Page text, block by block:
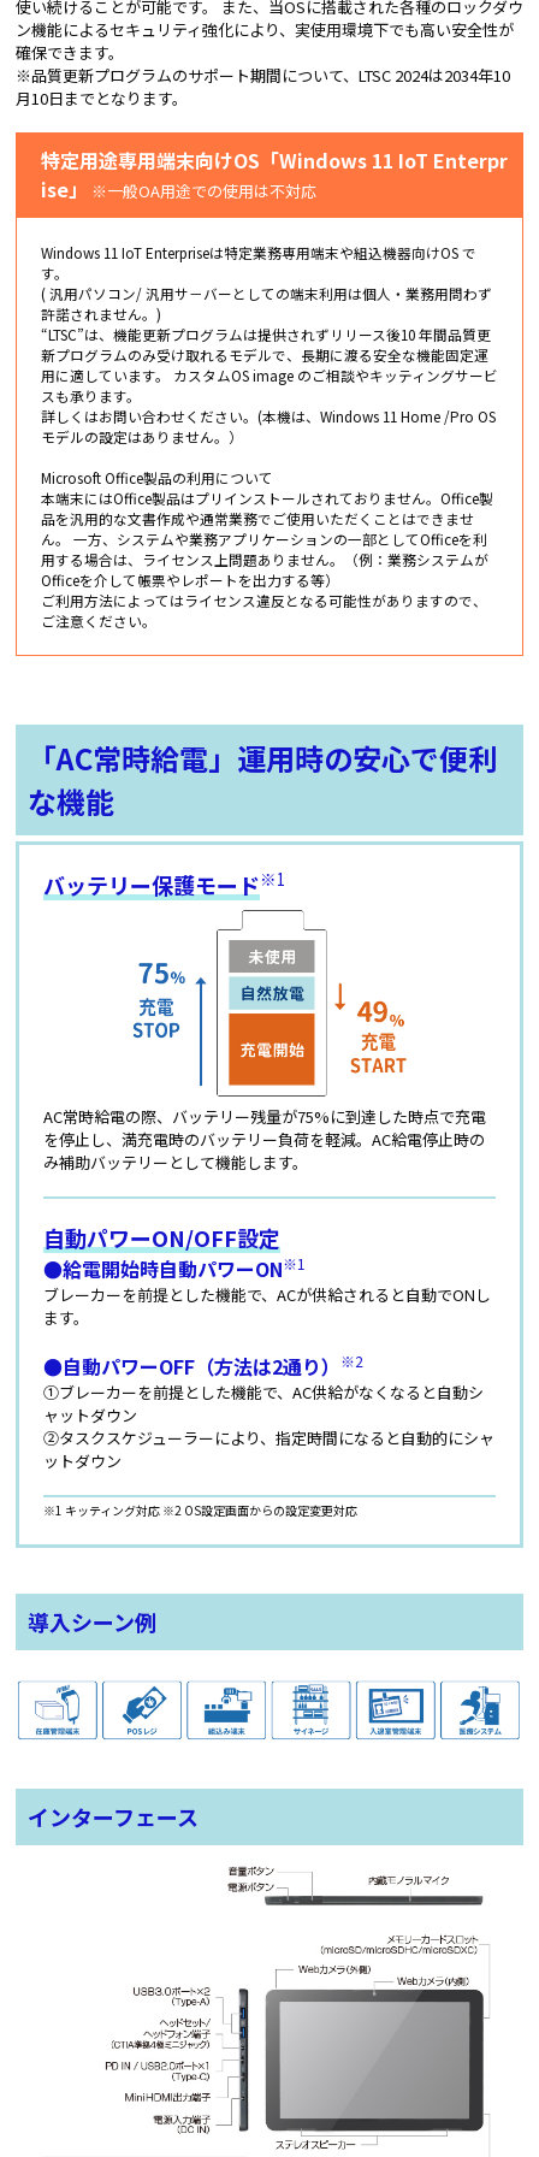
使い続けることが可能です。 また、当OSに搭載された各種のロックダウ
ン機能によるセキュリティ強化により、実使用環境下でも高い安全性が
確保できます。
※品質更新プログラムのサポート期間について、LTSC 2024は2034年10
月10日までとなります。
特定用途専用端末向けOS「Windows 11 IoT Enterpr
ise」
※一般OA用途での使用は不対応
Windows 11 IoT Enterpriseは特定業務専用端末や組込機器向けOS で
す。
( 汎用パソコン/ 汎用サ－バーとしての端末利用は個人・業務用問わず
許諾されません。)
“LTSC”は、機能更新プログラムは提供されずリリース後10 年間品質更
新プログラムのみ受け取れるモデルで、長期に渡る安全な機能固定運
用に適しています。 カスタムOS image のご相談やキッティングサービ
スも承ります。
詳しくはお問い合わせください。(本機は、Windows 11 Home /Pro OS
モデルの設定はありません。）
Microsoft Office製品の利用について
本端末にはOffice製品はプリインストールされておりません。Office製
品を汎用的な文書作成や通常業務でご使用いただくことはできませ
ん。 一方、システムや業務アプリケーションの一部としてOfficeを利
用する場合は、ライセンス上問題ありません。（例：業務システムが
Officeを介して帳票やレポートを出力する等）
ご利用方法によってはライセンス違反となる可能性がありますので、
ご注意ください。
「AC常時給電」運用時の安心で便利
な機能
バッテリー保護モード※1
AC常時給電の際、バッテリー残量が75%に到達した時点で充電
を停止し、満充電時のバッテリー負荷を軽減。AC給電停止時の
み補助バッテリーとして機能します。
自動パワーON/OFF設定
●給電開始時自動パワーON※1
ブレーカーを前提とした機能で、ACが供給されると自動でONし
ます。
●自動パワーOFF（方法は2通り） ※2
①ブレーカーを前提とした機能で、AC供給がなくなると自動シ
ャットダウン
②タスクスケジューラーにより、指定時間になると自動的にシャ
ットダウン
※1 キッティング対応 ※2 OS設定画面からの設定変更対応
導入シーン例
インターフェース